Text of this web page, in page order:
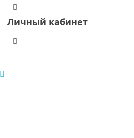
Личный кабинет